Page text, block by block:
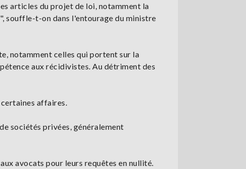
articles du projet de loi, notamment la
souffle-t-on dans l'entourage du ministre
notamment celles qui portent sur la
aux récidivistes. Au détriment des
affaires.
sociétés privées, généralement
avocats pour leurs requêtes en nullité.